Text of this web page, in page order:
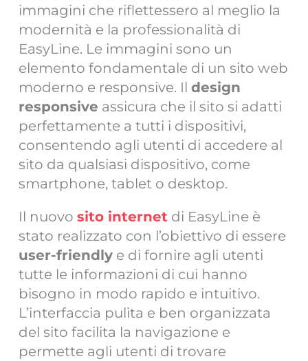
immagini che riflettessero al meglio la
modernità e la professionalità di
EasyLine. Le immagini sono un
elemento fondamentale di un sito web
moderno e responsive. Il design
responsive assicura che il sito si adatti
perfettamente a tutti i dispositivi,
consentendo agli utenti di accedere al
sito da qualsiasi dispositivo, come
smartphone, tablet o desktop.
Il nuovo sito internetdi EasyLine è
stato realizzato con l’obiettivo di essere
user-friendlye di fornire agli utenti
tutte le informazioni di cui hanno
bisogno in modo rapido e intuitivo.
L’interfaccia pulita e ben organizzata
del sito facilita la navigazione e
permette agli utenti di trovare